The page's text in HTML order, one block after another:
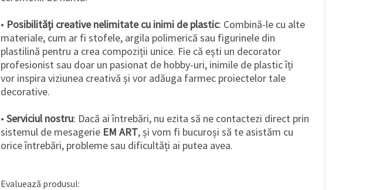
• Posibilități creative nelimitate cu inimi de plastic: Combină-le cu alte
materiale, cum ar fi stofele, argila polimerică sau figurinele din
plastilină pentru a crea compoziții unice. Fie că ești un decorator
profesionist sau doar un pasionat de hobby-uri, inimile de plastic îți
vor inspira viziunea creativă și vor adăuga farmec proiectelor tale
decorative.
• Serviciul nostru: Dacă ai întrebări, nu ezita să ne contactezi direct prin
sistemul de mesagerie EM ART, și vom fi bucuroși să te asistăm cu
orice întrebări, probleme sau dificultăți ai putea avea.
Evaluează produsul: